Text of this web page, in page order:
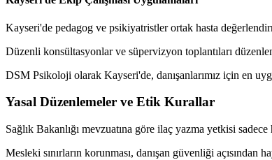
Kayseri'de pedagog ve psikiyatristler ortak hasta
Düzenli konsültasyonlar ve süpervizyon toplantıları
DSM Psikoloji olarak Kayseri'de, danışanlarımız için en
Yasal Düzenlemeler ve Etik Kurallar
Sağlık Bakanlığı mevzuatına göre ilaç yazma yetkisi
Mesleki sınırların korunması, danışan güvenliği